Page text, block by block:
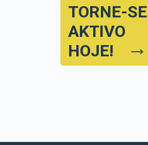
TORNE-SE
→
AKTIVO
HOJE!